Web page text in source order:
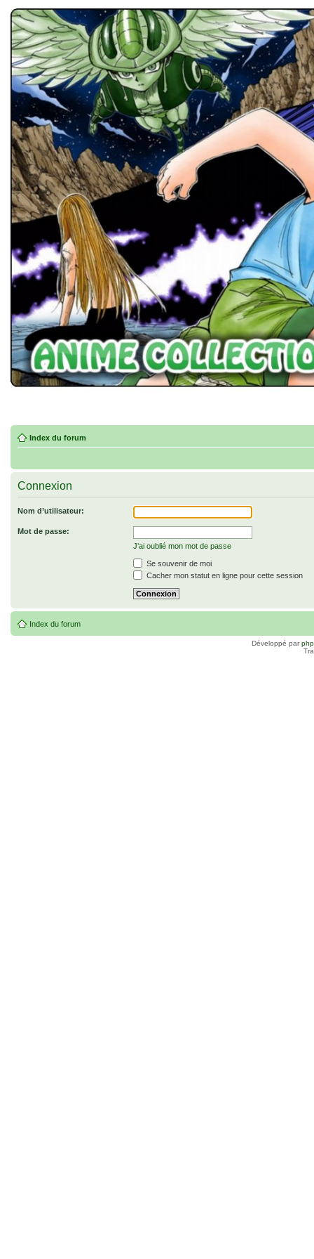
Index du forum
Connexion
Nom d’utilisateur:
Mot de passe:
J’ai oublié mon mot de passe
Se souvenir de moi
Cacher mon statut en ligne pour cette session
Index du forum
Développé par